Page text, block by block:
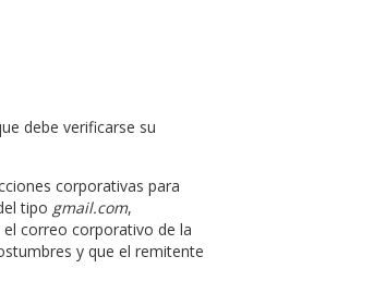
debe verificarse su
corporativas para
tipo gmail.com,
correo corporativo de la
y que el remitente